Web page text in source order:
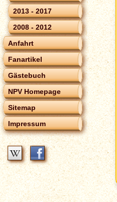
2013 - 2017
2008 - 2012
Anfahrt
Fanartikel
Gästebuch
NPV Homepage
Sitemap
Impressum